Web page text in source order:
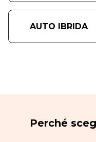
AUTO IBRIDA
Perché